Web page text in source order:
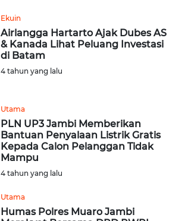
Ekuin
Airlangga Hartarto Ajak Dubes AS
& Kanada Lihat Peluang Investasi
di Batam
4 tahun yang lalu
Utama
PLN UP3 Jambi Memberikan
Bantuan Penyalaan Listrik Gratis
Kepada Calon Pelanggan Tidak
Mampu
4 tahun yang lalu
Utama
Humas Polres Muaro Jambi